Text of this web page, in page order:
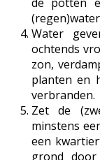
de potten
Water
ochtends
zon,
planten en
verbranden.
Zet de
minstens
een
grond